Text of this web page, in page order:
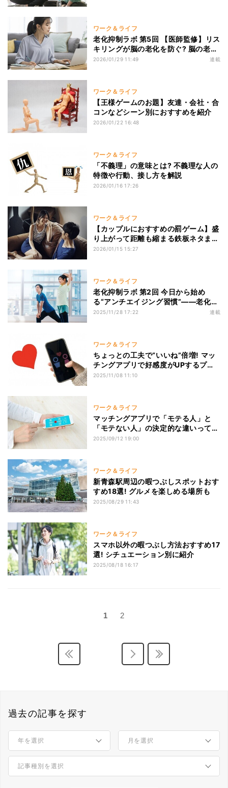
ワーク＆ライフ
老化抑制ラボ 第5回 【医師監修】リス
キリングが脳の老化を防ぐ? 脳の老化
のメカニズムと今日からできる予防方
2026/01/29 11:49 連載
ワーク＆ライフ
【王様ゲームのお題】友達・会社・合
コンなどシーン別におすすめを紹介
2026/01/22 16:48
ワーク＆ライフ
「不義理」の意味とは? 不義理な人の
特徴や行動、接し方を解説
2026/01/16 17:26
ワーク＆ライフ
【カップルにおすすめの罰ゲーム】盛
り上がって距離も縮まる鉄板ネタまと
め
2026/01/15 15:27
ワーク＆ライフ
老化抑制ラボ 第2回 今日から始め
る“アンチエイジング習慣”――老化を
遅らせる科学的メソッドとは
2025/11/28 17:22 連載
ワーク＆ライフ
ちょっとの工夫で“いいね”倍増! マッ
チングアプリで好感度がUPするプロ
フィール文のコツ【例文付き】
2025/11/08 11:10
ワーク＆ライフ
マッチングアプリで「モテる人」と
「モテない人」の決定的な違いって?
恋愛のプロが徹底解説!
2025/09/12 19:00
ワーク＆ライフ
新青森駅周辺の暇つぶしスポットおす
すめ18選! グルメを楽しめる場所も
2025/08/29 11:43
ワーク＆ライフ
スマホ以外の暇つぶし方法おすすめ17
選! シチュエーション別に紹介
2025/08/18 16:17
1 2
過去の記事を探す